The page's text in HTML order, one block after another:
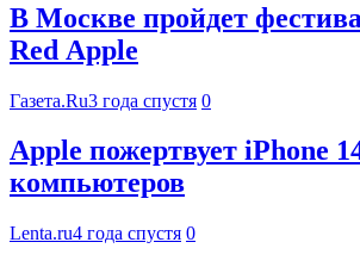
В Москве пройдет
Red Apple
Газета.Ru3 года спустя 0
Apple пожертвует iPhone
компьютеров
Lenta.ru4 года спустя 0